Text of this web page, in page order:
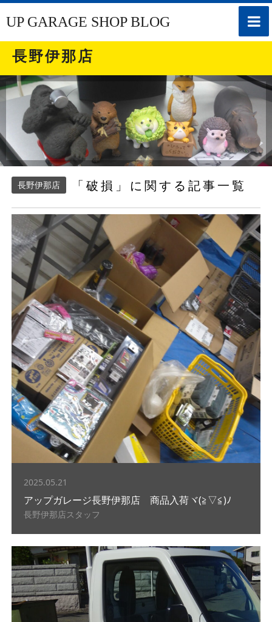
toggle
UP GARAGE SHOP BLOG
長野伊那店
長野伊那店 「破損」に関する記事一覧
2025.05.21
アップガレージ長野伊那店 商品入荷ヾ(≧▽≦)ﾉ
長野伊那店スタッフ